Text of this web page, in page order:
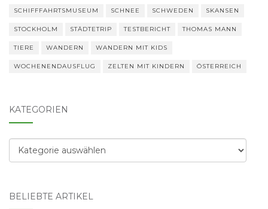
SCHIFFFAHRTSMUSEUM SCHNEE SCHWEDEN SKANSEN
STOCKHOLM STÄDTETRIP TESTBERICHT THOMAS MANN
TIERE WANDERN WANDERN MIT KIDS
WOCHENENDAUSFLUG ZELTEN MIT KINDERN ÖSTERREICH
KATEGORIEN
Kategorien
BELIEBTE ARTIKEL